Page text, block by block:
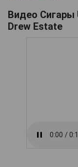
Видео Сигары
Drew Estate